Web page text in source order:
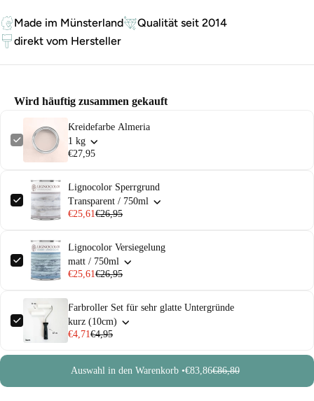
Made im Münsterland
Qualität seit 2014
direkt vom Hersteller
Wird häuftig zusammen gekauft
Kreidefarbe Almeria
1 kg
€27,95
Lignocolor Sperrgrund
Transparent / 750ml
€25,61€26,95
Lignocolor Versiegelung
matt / 750ml
€25,61€26,95
Farbroller Set für sehr glatte Untergründe
kurz (10cm)
€4,71€4,95
Auswahl in den Warenkorb •€83,86€86,80